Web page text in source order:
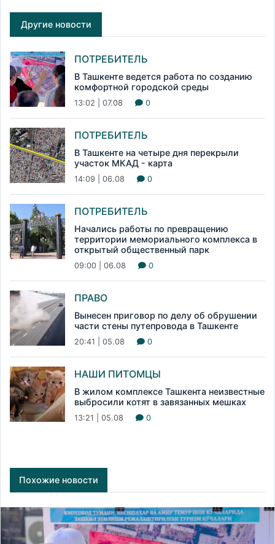
Другие новости
ПОТРЕБИТЕЛЬ
В Ташкенте ведется работа по созданию
комфортной городской среды
13:02 | 07.08 0
ПОТРЕБИТЕЛЬ
В Ташкенте на четыре дня перекрыли
участок МКАД - карта
14:09 | 06.08 0
ПОТРЕБИТЕЛЬ
Начались работы по превращению
территории мемориального комплекса в
открытый общественный парк
09:00 | 06.08 0
ПРАВО
Вынесен приговор по делу об обрушении
части стены путепровода в Ташкенте
20:41 | 05.08 0
НАШИ ПИТОМЦЫ
В жилом комплексе Ташкента неизвестные
выбросили котят в завязанных мешках
13:21 | 05.08 0
Похожие новости